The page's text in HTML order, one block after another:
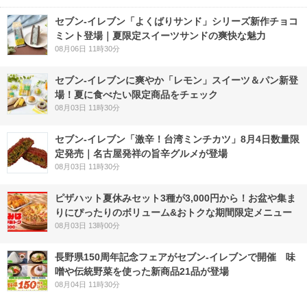
セブン‐イレブン「よくばりサンド」シリーズ新作チョコ
ミント登場｜夏限定スイーツサンドの爽快な魅力
08月06日 11時30分
セブン‐イレブンに爽やか「レモン」スイーツ＆パン新登
場！夏に食べたい限定商品をチェック
08月03日 11時30分
セブン-イレブン「激辛！台湾ミンチカツ」8月4日数量限
定発売｜名古屋発祥の旨辛グルメが登場
08月03日 11時30分
ピザハット夏休みセット3種が3,000円から！お盆や集ま
りにぴったりのボリューム&おトクな期間限定メニュー
08月03日 13時00分
長野県150周年記念フェアがセブン-イレブンで開催 味
噌や伝統野菜を使った新商品21品が登場
08月04日 11時30分